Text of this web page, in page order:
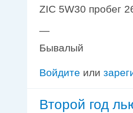
ZIC 5W30 пробег
—
Бывалый
Войдите или
Второй год